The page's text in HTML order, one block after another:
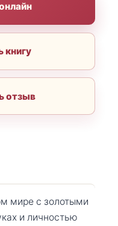
книгу
отзыв
мире с золотыми
и личностью